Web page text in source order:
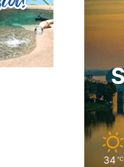
34 ℃